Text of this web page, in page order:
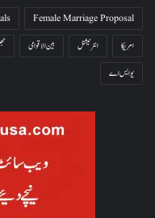
Female Marriage Proposal
امریکا
انٹرنیشنل بین الاقوامی
یو ایس اے